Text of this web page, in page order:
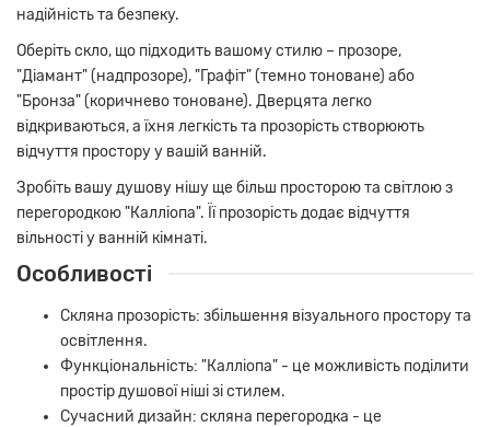
надійність та безпеку.
Оберіть скло, що підходить вашому стилю – прозоре,
"Діамант" (надпрозоре), "Графіт" (темно тоноване) або
"Бронза" (коричнево тоноване). Дверцята легко
відкриваються, а їхня легкість та прозорість створюють
відчуття простору у вашій ванній.
Зробіть вашу душову нішу ще більш просторою та світлою з
перегородкою "Калліопа". Її прозорість додає відчуття
вільності у ванній кімнаті.
Особливості
Скляна прозорість: збільшення візуального простору та
освітлення.
Функціональність: "Калліопа" - це можливість поділити
простір душової ніші зі стилем.
Сучасний дизайн: скляна перегородка - це